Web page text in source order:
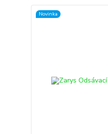
Novinka